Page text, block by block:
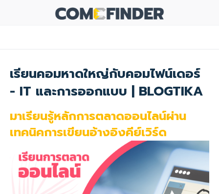
เรียนคอมหาดใหญ่กับคอมไฟน์เดอร์
- IT และการออกแบบ | BLOGTIKA
มาเรียนรู้หลักการตลาดออนไลน์ผ่าน
เทคนิคการเขียนอ้างอิงคีย์เวิร์ด